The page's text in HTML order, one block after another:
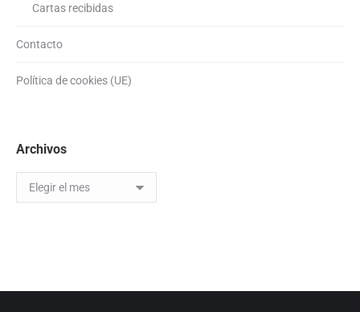
Cartas recibidas
Contacto
Política de cookies (UE)
Archivos
Archivos